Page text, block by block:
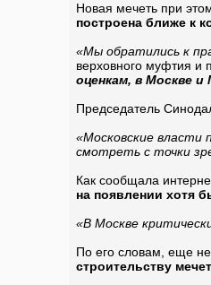
Новая мечеть при
построена ближе к
«Мы обратились к
верховного муфтия и
оценкам, в Москве
Председатель
«Московские власти
смотреть с точки
Как сообщала
на появлении хотя
«В Москве
По его словам, еще
строительству